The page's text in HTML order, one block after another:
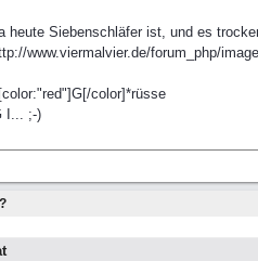
heute Siebenschläfer ist, und es
www.viermalvier.de/forum_php/
color]*rüsse
I... ;-)